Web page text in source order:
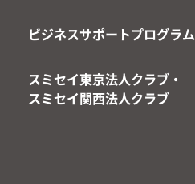
ビジネスサポートプログラム
スミセイ東京法人クラブ・
スミセイ関西法人クラブ